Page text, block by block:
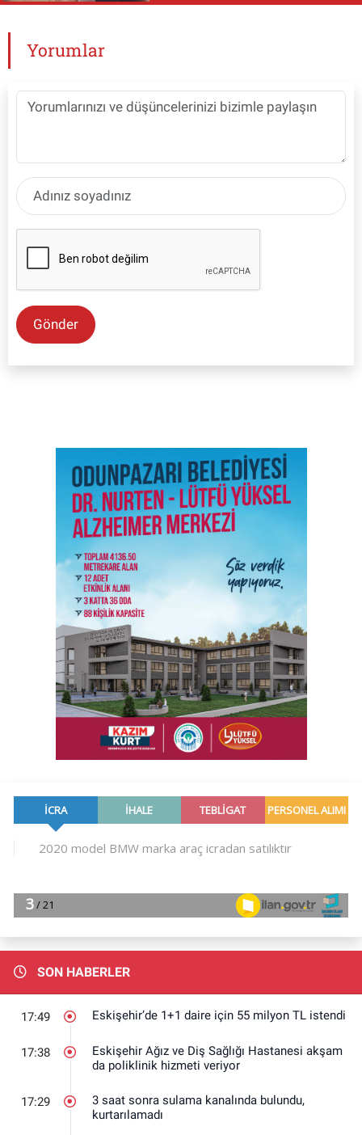
Yorumlar
Gönder
SON HABERLER
17:49 Eskişehir’de 1+1 daire için 55 milyon TL istendi
17:38
Eskişehir Ağız ve Diş Sağlığı Hastanesi akşam
da poliklinik hizmeti veriyor
17:29
3 saat sonra sulama kanalında bulundu,
kurtarılamadı